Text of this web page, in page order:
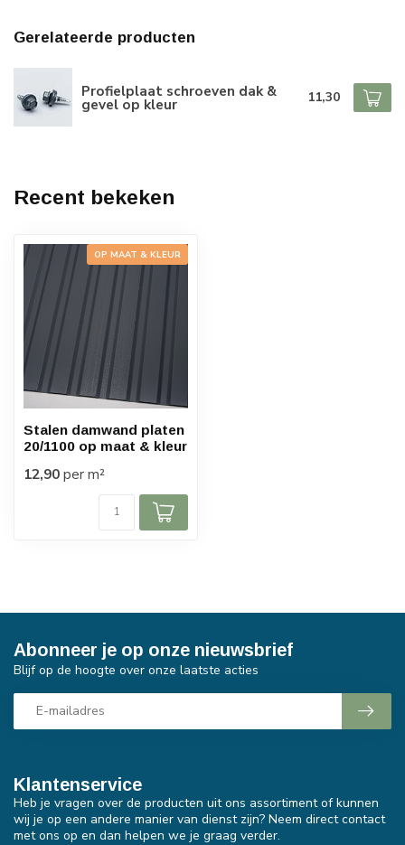
Gerelateerde producten
Profielplaat schroeven dak &
gevel op kleur 11,30
Recent bekeken
OP MAAT & KLEUR
Stalen damwand platen
20/1100 op maat & kleur
12,90per m²
Klantenservice
Heb je vragen over de producten uit ons assortiment of kunnen
wij je op een andere manier van dienst zijn? Neem direct contact
met ons op en dan helpen we je graag verder.
Abonneer je op onze nieuwsbrief
Blijf op de hoogte over onze laatste acties